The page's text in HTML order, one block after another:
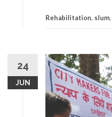
Rehabilitation, slum,
24
JUN